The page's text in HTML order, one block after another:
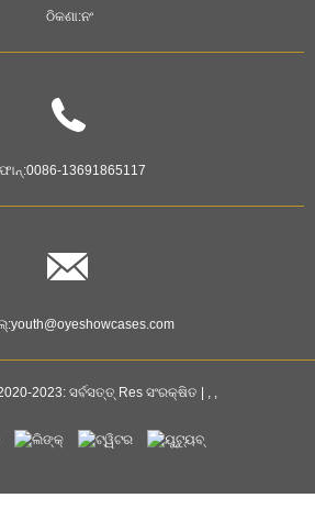
ଠିକଣା:ନଂ
0086-13691865117
youth@oyeshowcases.com
2023: ସର୍ବସତ୍ତ୍ Res ସଂରକ୍ଷିତ |